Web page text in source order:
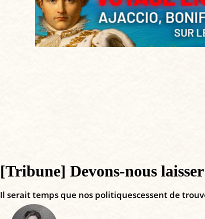
[Tribune] Devons-nous
Il serait temps que nos politiquescessent de